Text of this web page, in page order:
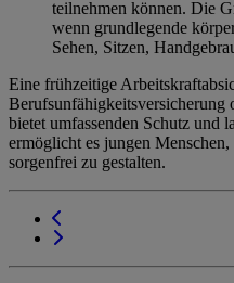
teilnehmen können. Die
wenn grundlegende
Sehen, Sitzen,
Eine frühzeitige
Berufsunfähigkeitsversicherung
bietet umfassenden Schutz und
ermöglicht es jungen
sorgenfrei zu gestalten.